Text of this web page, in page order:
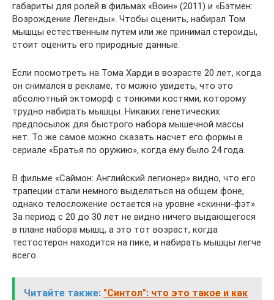
габариты для ролей в фильмах «Воин» (2011) и «Бэтмен:
Возрождение Легенды». Чтобы оценить, набирал Том
мышцы естественным путем или же принимал стероиды,
стоит оценить его природные данные.
Если посмотреть на Тома Харди в возрасте 20 лет, когда
он снимался в рекламе, то можно увидеть, что это
абсолютный эктоморф с тонкими костями, которому
трудно набирать мышцы. Никаких генетических
предпосылок для быстрого набора мышечной массы
нет. То же самое можно сказать насчет его формы в
сериале «Братья по оружию», когда ему было 24 года.
В фильме «Саймон: Английский легионер» видно, что его
трапеции стали немного выделяться на общем фоне,
однако телосложение остается на уровне «скинни-фэт».
За период с 20 до 30 лет не видно ничего выдающегося
в плане набора мышц, а это тот возраст, когда
тестостерон находится на пике, и набирать мышцы легче
всего.
Читайте также: "Синтол": что это такое и как